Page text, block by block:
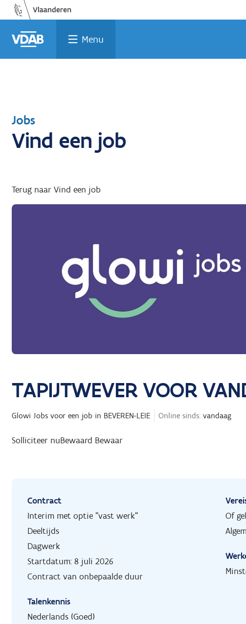
Ga
naar
de
inhoud
Vind
een
job
Vind
een
opleiding
Welke
job
past
bij
Terug
naar
home
Menu
Terug
naar
Jobs
Vind een job
Terug naar Vind een job
TAPIJTWEVER VOOR
Glowi Jobs voor een job in BEVEREN-LEIE Online sinds: vandaag
Solliciteer nuBewaard Bewaar
Contract
Interim met optie "vast werk"
Deeltijds
Dagwerk
Startdatum: 8 juli 2026
Contract van onbepaalde duur
Talenkennis
Nederlands (Goed)
Of